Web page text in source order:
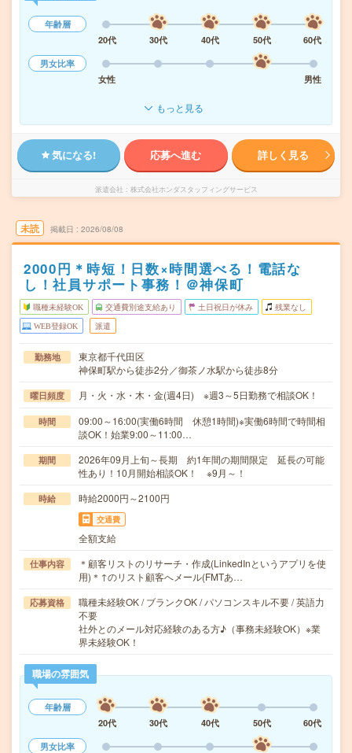
年齢層
20代
30代 40代 50代
60代
男女比率
女性
男性
もっと見る
気になる! 応募へ進む 詳しく見る
派遣会社 株式会社ホンダスタッフィングサービス
未読 掲載日 2026/08/08
2000円＊時短！日数×時間選べる！電話な
し！社員サポート事務！＠神保町
職種未経験OK 交通費別途支給あり 土日祝日が休み 残業なし
WEB登録OK 派遣
勤務地
東京都千代田区
神保町駅から徒歩2分／御茶ノ水駅から徒歩8分
曜日頻度 月・火・水・木・金(週4日) ※週3～5日勤務で相談OK！
時間
09:00～16:00(実働6時間 休憩1時間)※実働6時間で時間相
談OK！始業9:00～11:00…
期間
2026年09月上旬～長期 約1年間の期間限定 延長の可能
性あり！10月開始相談OK！ ※9月～！
時給 時給2000円～2100円
交通費
全額支給
仕事内容
＊顧客リストのリサーチ・作成(LinkedInというアプリを使
用)＊↑のリスト顧客へメール(FMTあ…
応募資格
職種未経験OK / ブランクOK / パソコンスキル不要 / 英語力
不要
社外とのメール対応経験のある方♪（事務未経験OK）※業
界未経験OK！
職場の雰囲気
年齢層
20代
30代 40代 50代
60代
男女比率